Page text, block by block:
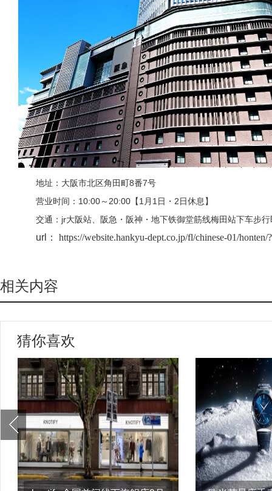
地址：大阪市北区角田町8番7号
营业时间：10:00～20:00【1月1日・2日休息】
交通：jr大阪站、阪急・阪神・地下铁御堂筋线梅田站下车步
url： https://website.hankyu-dept.co.jp/fl/chinese-01/
相关内容
猜你喜欢